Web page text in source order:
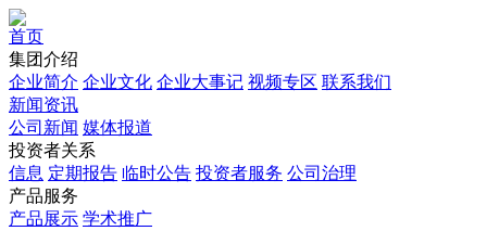
首页
集团介绍
企业简介 企业文化 企业⼤事记 视频专区 联系我们
新闻资讯
公司新闻 媒体报道
投资者关系
信息 定期报告 临时公告 投资者服务 公司治理
产品服务
产品展示 学术推广